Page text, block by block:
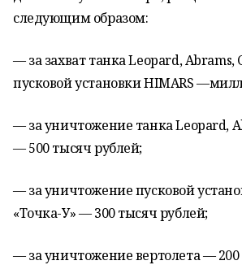
следующим образом:
— за захват танка Leopard,
пусковой установки HIMARS
— за уничтожение танка Leopard,
— 500 тысяч рублей;
— за уничтожение пусковой
«Точка-У» — 300 тысяч рублей;
— за уничтожение вертолета —